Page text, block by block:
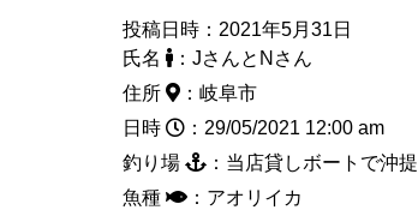
投稿日時：2021年5月31日
氏名
：JさんとNさん
住所
：岐阜市
日時
：29/05/2021 12:00 am
釣り場
：当店貸しボートで沖提
魚種
：アオリイカ